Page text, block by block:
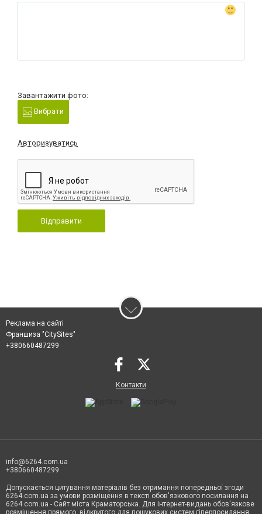
Завантажити фото:
Вибрати
Авторизуватись
Відправити
Реклама на сайті
Франшиза "CitySites"
+380660487299
Контакти
info@6264.com.ua
+380660487299
Допускається цитування матеріалів без отримання попередньої згоди
6264.com.ua за умови розміщення в тексті обов'язкового посилання на
6264.com.ua - Сайт міста Краматорська. Для інтернет-видань обов'язкове
розміщення прямого, відкритого для пошукових систем гіперпосилання